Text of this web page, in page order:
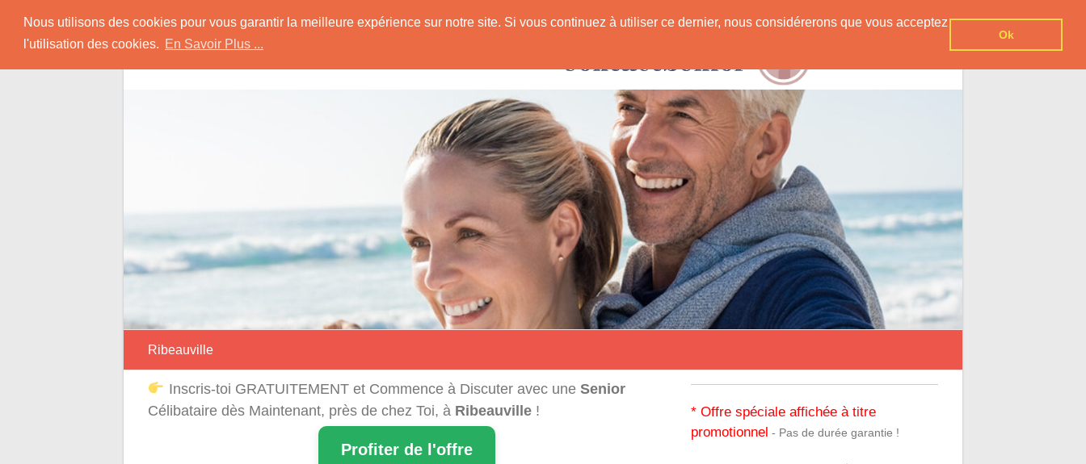
Nous utilisons des cookies pour vous garantir la meilleure expérience sur notre site. Si vous continuez à utiliser ce dernier, nous considérerons que vous acceptez
l'utilisation des cookies. En Savoir Plus ...
Ok
content
Rencontrer Senior
Conseils & Infos pour la Rencontre d'une Senior
Ribeauville
Inscris-toi GRATUITEMENT et Commence à Discuter avec une Senior
Célibataire dès Maintenant, près de chez Toi, à Ribeauville !
Profiter de l'offre
* Offre spéciale affichée à titre
promotionnel - Pas de durée garantie !